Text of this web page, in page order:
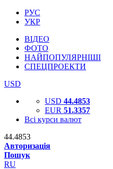
РУС
УКР
ВІДЕО
ФОТО
НАЙПОПУЛЯРНІШІ
СПЕЦПРОЕКТИ
USD
USD 44.4853
EUR 51.3357
Всі курси валют
44.4853
Авторизація
Пошук
RU